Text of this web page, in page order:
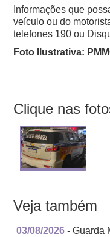
Informações que
veículo ou do
telefones 190 ou
Foto Ilustrativa:
Clique nas
Veja também
03/08/2026 - Guarda